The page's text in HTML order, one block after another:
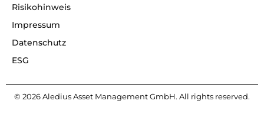
Risikohinweis
Impressum
Datenschutz
ESG
© 2026 Aledius Asset Management GmbH. All rights reserved.